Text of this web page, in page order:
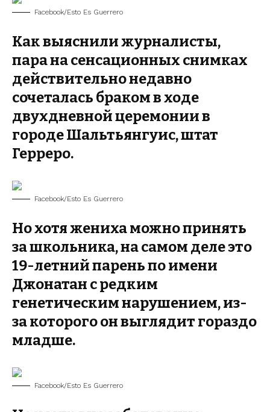
Facebook/Esto Es Guerrero
Как выяснили журналисты,
пара на сенсационных снимках
действительно недавно
сочеталась браком в ходе
двухдневной церемонии в
городе Шальтьянгуис, штат
Герреро.
Facebook/Esto Es Guerrero
Но хотя жениха можно принять
за школьника, на самом деле это
19-летний парень по имени
Джонатан с редким
генетическим нарушением, из-
за которого он выглядит гораздо
младше.
Facebook/Esto Es Guerrero